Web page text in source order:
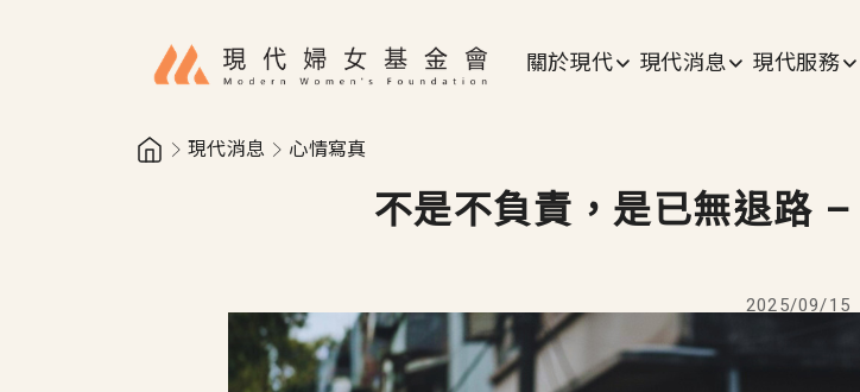
主選單
關於現代 現代消息 現代服務
現代消息 心情寫真
不是不負責，是已無退路
2025/09/15